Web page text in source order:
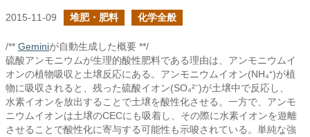
2015-11-09 堆肥・肥料 化学全般
/** Geminiが自動生成した概要 **/
硫酸アンモニウムが生理的酸性肥料である理由は、アンモニウムイ
オンの植物吸収と土壌反応にある。アンモニウムイオン(NH₄⁺)が植
物に吸収されると、残った硫酸イオン(SO₄²⁻)が土壌中で反応し、
水素イオンを放出することで土壌を酸性化させる。一方で、アンモ
ニウムイオンは土壌のCECにも吸着し、その際に水素イオンを遊離
させることで酸性化に寄与する可能性も示唆されている。単純な強